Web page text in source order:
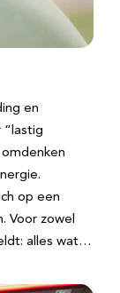
en
“lastig
op een
Voor zowel
alles wat…